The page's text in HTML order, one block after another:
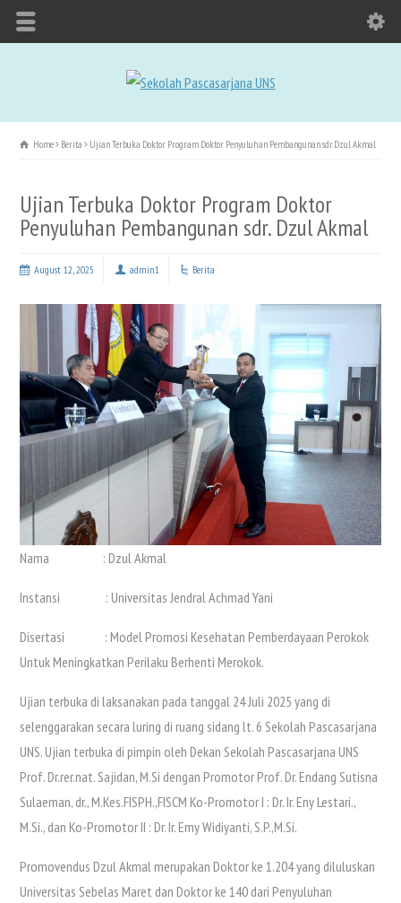
Home Berita Ujian Terbuka Doktor Program Doktor Penyuluhan Pembangunan sdr. Dzul Akmal
Ujian Terbuka Doktor Program Doktor
Penyuluhan Pembangunan sdr. Dzul Akmal
August 12, 2025 admin1 Berita
Nama : Dzul Akmal
Instansi : Universitas Jendral Achmad Yani
Disertasi : Model Promosi Kesehatan Pemberdayaan Perokok
Untuk Meningkatkan Perilaku Berhenti Merokok.
Ujian terbuka di laksanakan pada tanggal 24 Juli 2025 yang di
selenggarakan secara luring di ruang sidang lt. 6 Sekolah Pascasarjana
UNS. Ujian terbuka di pimpin oleh Dekan Sekolah Pascasarjana UNS
Prof. Dr.rer.nat. Sajidan, M.Si dengan Promotor Prof. Dr. Endang Sutisna
Sulaeman, dr., M.Kes.FISPH.,FISCM Ko-Promotor I : Dr. Ir. Eny Lestari.,
M.Si., dan Ko-Promotor II : Dr. Ir. Emy Widiyanti, S.P.,M.Si.
Promovendus Dzul Akmal merupakan Doktor ke 1.204 yang diluluskan
Universitas Sebelas Maret dan Doktor ke 140 dari Penyuluhan